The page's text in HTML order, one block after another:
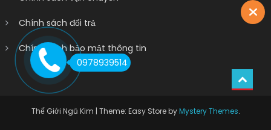
Chính sách đổi trả
Chính sách bảo mật thông tin
Thế Giới Ngũ Kim | Theme: Easy Store byMystery Themes.
0978939514